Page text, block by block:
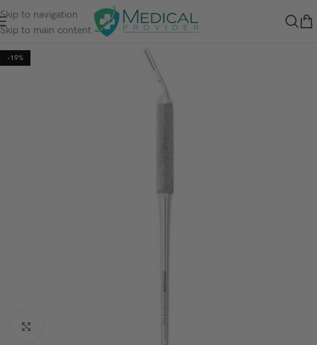
Skip to navigation
Skip to main content
-19%